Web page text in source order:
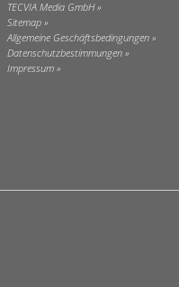
TECVIA Media GmbH
Sitemap
Allgemeine Geschäftsbedingungen
Datenschutzbestimmungen
Impressum